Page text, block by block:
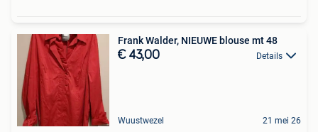
Frank Walder, NIEUWE blouse mt 48
€ 43,00 Details
Wuustwezel 21 mei 26